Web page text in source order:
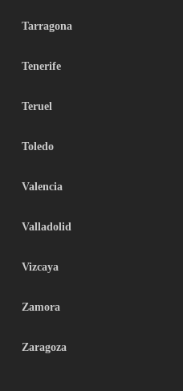
Tarragona
Tenerife
Teruel
Toledo
Valencia
Valladolid
Vizcaya
Zamora
Zaragoza